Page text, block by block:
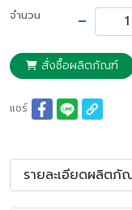
จำนวน -
สั่งซื้อผลิตภัณฑ์
แชร์